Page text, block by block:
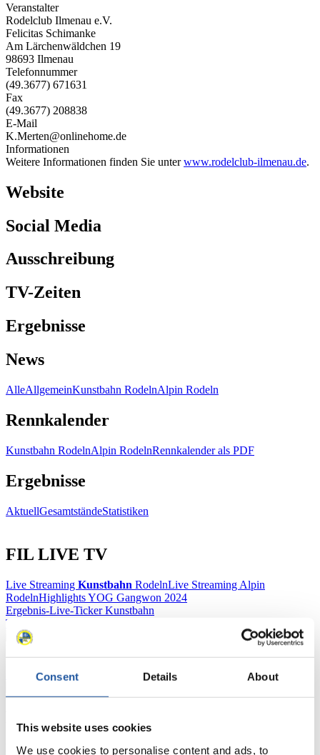
Consent Details About
This website uses cookies
We use cookies to personalise content and ads, to
Veranstalter
Rodelclub Ilmenau e.V.
Felicitas Schimanke
Am Lärchenwäldchen 19
98693 Ilmenau
Telefonnummer
(49.3677) 671631
Fax
(49.3677) 208838
E-Mail
K.Merten@onlinehome.de
Informationen
Weitere Informationen finden Sie unterwww.rodelclub-ilmenau.de.
Website
Social Media
Ausschreibung
TV-Zeiten
Ergebnisse
News
AlleAllgemeinKunstbahn RodelnAlpin Rodeln
Rennkalender
Kunstbahn RodelnAlpin RodelnRennkalender als PDF
Ergebnisse
AktuellGesamtständeStatistiken
FIL LIVE TV
Live Streaming Kunstbahn RodelnLive Streaming Alpin
RodelnHighlights YOG Gangwon 2024
Ergebnis-Live-Ticker Kunstbahn
Tippspiel
Naturbahn
Zielgruppen Anzeigen
Hier finden Sie Informationen für Presse- und Medienvertreter. Sie